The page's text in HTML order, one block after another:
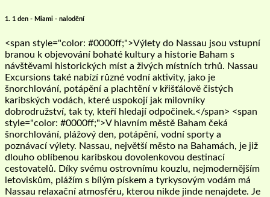
1. 1 den - Miami - nalodění
<span style="color: #0000ff;">Výlety do Nassau jsou vstupní
branou k objevování bohaté kultury a historie Baham s
návštěvami historických míst a živých místních trhů. Nassau
Excursions také nabízí různé vodní aktivity, jako je
šnorchlování, potápění a plachtění v křišťálově čistých
karibských vodách, které uspokojí jak milovníky
dobrodružství, tak ty, kteří hledají odpočinek.</span> <span
style="color: #0000ff;">V hlavním městě Baham čeká
šnorchlování, plážový den, potápění, vodní sporty a
poznávací výlety. Nassau, největší město na Bahamách, je již
dlouho oblíbenou karibskou dovolenkovou destinací
cestovatelů. Díky svému ostrovnímu kouzlu, nejmodernějším
letoviskům, plážím s bílým pískem a tyrkysovým vodám má
Nassau relaxační atmosféru, kterou nikde jinde nenajdete. Je